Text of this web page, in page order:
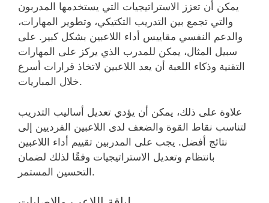
يمكن أن تعزز الاستراتيجيات التي يستخدمها المدربون
والتي تجمع بين التدريب التكتيكي، وتطوير المهارات،
والدعم النفسي مقاييس أداء اللاعبين بشكل كبير. على
سبيل المثال، يمكن للمدرب الذي يركز على المهارات
التقنية وذكاء اللعبة أن يعد اللاعبين لاتخاذ قرارات أسرع
خلال المباريات.
علاوة على ذلك، يمكن أن يؤدي تعديل أساليب التدريب
لتناسب نقاط القوة والضعف لدى اللاعبين الفرديين إلى
نتائج أفضل. يجب على المدربين تقييم أداء اللاعبين
بانتظام وتعديل الاستراتيجيات وفقًا لذلك لضمان
التحسين المستمر.